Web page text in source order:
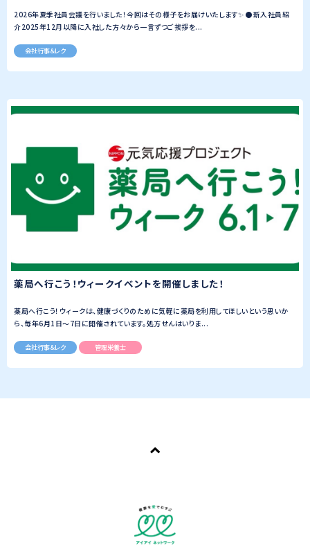
2026年夏季社員会議を行いました！今回はその様子をお届けいたします✨ ●新入社員紹
介2025年12月以降に入社した方々から一言ずつご挨拶を...
会社行事＆レク
薬局へ行こう！ウィークイベントを開催しました！
薬局へ行こう！ウィークは、健康づくりのために気軽に薬局を利用してほしいという思いか
ら、毎年6月1日～7日に開催されています。処方せんはいりま...
会社行事＆レク 管理栄養士